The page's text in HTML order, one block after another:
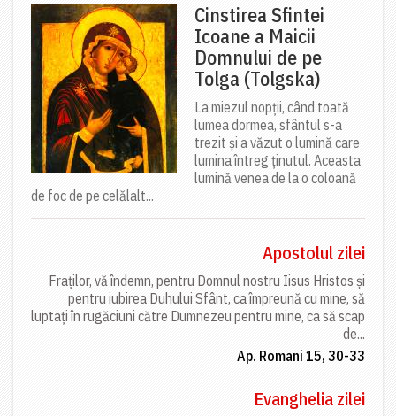
Cinstirea Sfintei
Icoane a Maicii
Domnului de pe
Tolga (Tolgska)
La miezul nopții, când toată
lumea dormea, sfântul s-a
trezit și a văzut o lumină care
lumina întreg ținutul. Aceasta
lumină venea de la o coloană
de foc de pe celălalt...
Apostolul zilei
Fraților, vă îndemn, pentru Domnul nostru Iisus Hristos și
pentru iubirea Duhului Sfânt, ca împreună cu mine, să
luptați în rugăciuni către Dumnezeu pentru mine, ca să scap
de...
Ap. Romani 15, 30-33
Evanghelia zilei